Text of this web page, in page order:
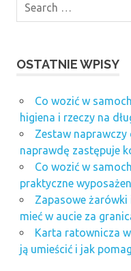
OSTATNIE WPISY
Co wozić w
higiena i rzeczy na
Zestaw
naprawdę zastępuje
Co wozić w
praktyczne
Zapasowe żarówki
mieć w aucie za
Karta ratownicza
ją umieścić i jak